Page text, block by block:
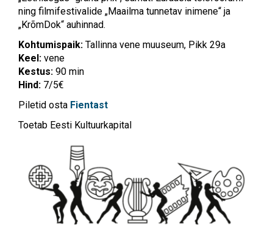
ning filmifestivalide „Maailma tunnetav inimene“ ja
„KrõmDok“ auhinnad.
Kohtumispaik: Tallinna vene muuseum, Pikk 29a
Keel: vene
Kestus: 90 min
Hind: 7/5€
Piletid osta Fientast
Toetab Eesti Kultuurkapital